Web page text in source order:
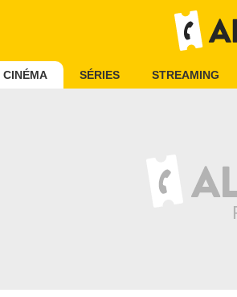
CINÉMA SÉRIES STREAMING